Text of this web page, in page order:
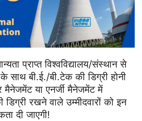
प्राप्त विश्वविद्यालय/संस्थान से
बी.ई./बी.टेक की डिग्री होनी
मैनेजमेंट या एनर्जी मैनेजमेंट में
रखने वाले उम्मीदवारों को इन
दी जाएगी!